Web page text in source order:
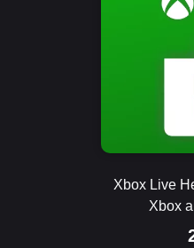
Xbox Live
Xbox